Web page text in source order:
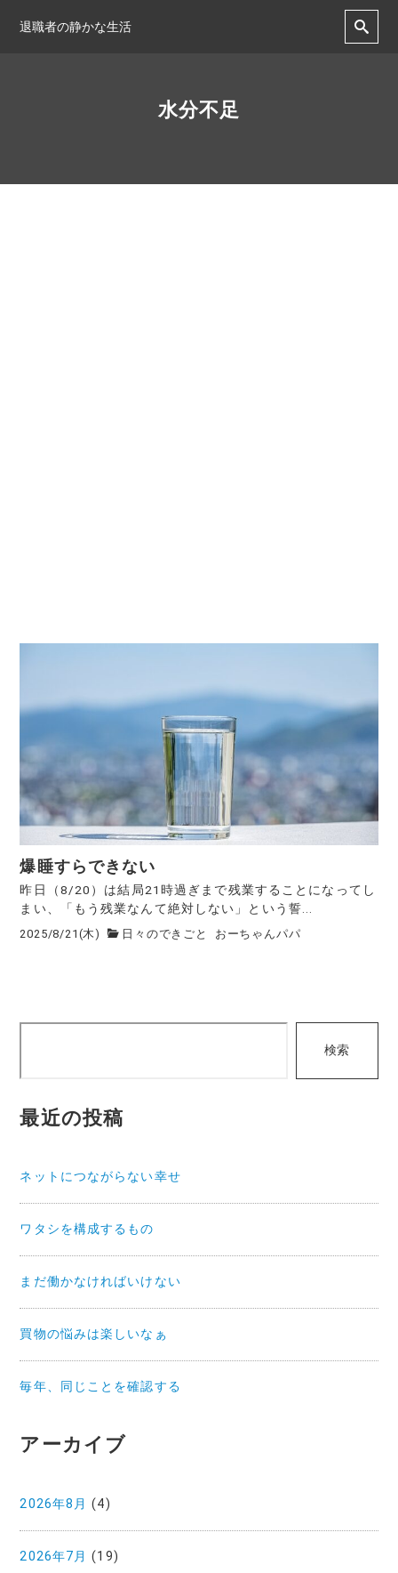
退職者の静かな生活
水分不足
爆睡すらできない
昨日（8/20）は結局21時過ぎまで残業することになってし
まい、「もう残業なんて絶対しない」という誓...
2025/8/21(木) 日々のできごと おーちゃんパパ
検索
最近の投稿
ネットにつながらない幸せ
ワタシを構成するもの
まだ働かなければいけない
買物の悩みは楽しいなぁ
毎年、同じことを確認する
アーカイブ
2026年8月 (4)
2026年7月 (19)